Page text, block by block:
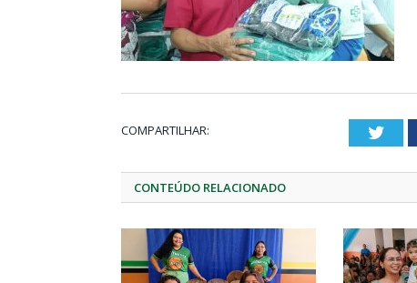
COMPARTILHAR:
CONTEÚDO RELACIONADO